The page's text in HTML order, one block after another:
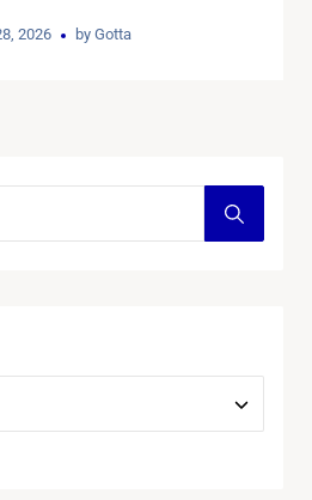
2026 by Gotta